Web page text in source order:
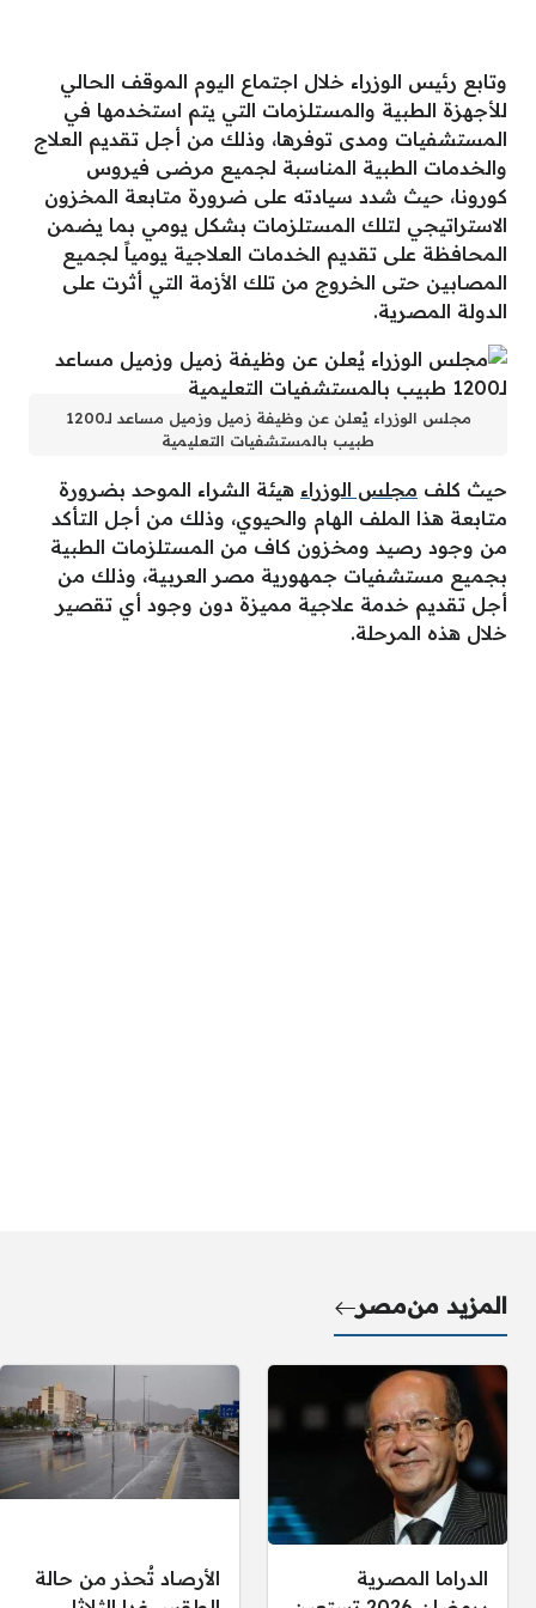
وتابع رئيس الوزراء خلال اجتماع اليوم الموقف الحالي
للأجهزة الطبية والمستلزمات التي يتم استخدمها في
المستشفيات ومدى توفرها، وذلك من أجل تقديم العلاج
والخدمات الطبية المناسبة لجميع مرضى فيروس
كورونا، حيث شدد سيادته على ضرورة متابعة المخزون
الاستراتيجي لتلك المستلزمات بشكل يومي بما يضمن
المحافظة على تقديم الخدمات العلاجية يومياً لجميع
المصابين حتى الخروج من تلك الأزمة التي أثرت على
الدولة المصرية.
مجلس الوزراء يُعلن عن وظيفة زميل وزميل مساعد لـ1200
طبيب بالمستشفيات التعليمية
حيث كلف مجلس الوزراء هيئة الشراء الموحد بضرورة
متابعة هذا الملف الهام والحيوي، وذلك من أجل التأكد
من وجود رصيد ومخزون كاف من المستلزمات الطبية
بجميع مستشفيات جمهورية مصر العربية، وذلك من
أجل تقديم خدمة علاجية مميزة دون وجود أي تقصير
خلال هذه المرحلة.
المزيد منمصر
الدراما المصرية
الأرصاد تُحذر من حالة